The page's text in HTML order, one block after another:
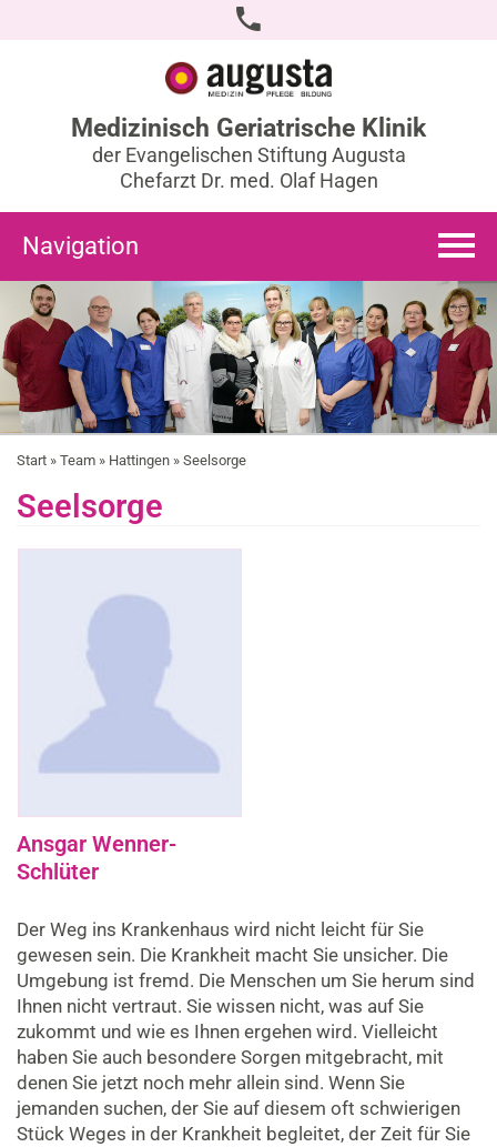
Medizinisch Geriatrische Klinik
der Evangelischen Stiftung Augusta
Chefarzt Dr. med. Olaf Hagen
Navigation
Start » Team » Hattingen » Seelsorge
Seelsorge
Ansgar Wenner-
Schlüter
Der Weg ins Krankenhaus wird nicht leicht für Sie
gewesen sein. Die Krankheit macht Sie unsicher. Die
Umgebung ist fremd. Die Menschen um Sie herum sind
Ihnen nicht vertraut. Sie wissen nicht, was auf Sie
zukommt und wie es Ihnen ergehen wird. Vielleicht
haben Sie auch besondere Sorgen mitgebracht, mit
denen Sie jetzt noch mehr allein sind. Wenn Sie
jemanden suchen, der Sie auf diesem oft schwierigen
Stück Weges in der Krankheit begleitet, der Zeit für Sie